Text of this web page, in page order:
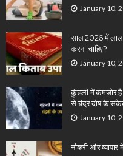
January 10,
साल 2026 में लाल
करना चाहिए?
January 10,
कुंडली में कमजोर है
से चंद्र दोष के
January 10,
नौकरी और